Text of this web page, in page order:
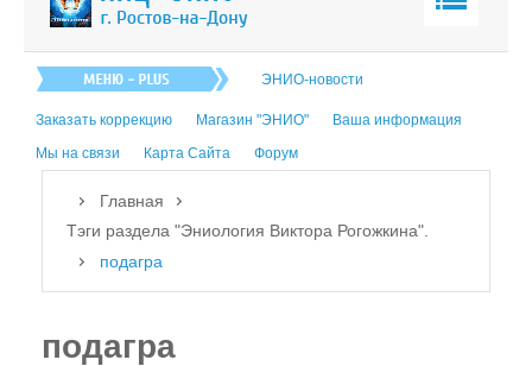
Книга
Обучение
Представители
ЭНИО-новости
Заказать коррекцию Магазин "ЭНИО"
Ваша информация
Мы на связи
Карта Сайта Форум
Главная
Тэги раздела "Эниология Виктора Рогожкина".
подагра
подагра